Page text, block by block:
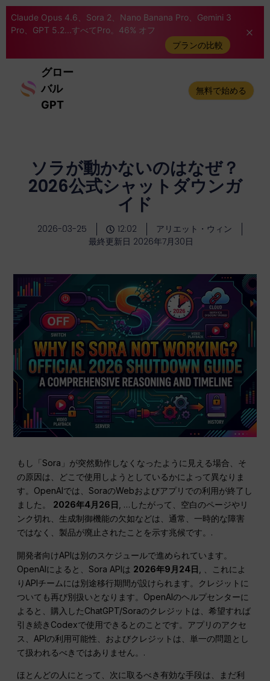
Claude Opus 4.6、Sora 2、Nano Banana Pro、Gemini 3
Pro、GPT 5.2...すべてPro。46% オフ
プランの比較
グロー
バル
GPT
無料で始める
ソラが動かないのはなぜ？
2026公式シャットダウンガ
イド
2026-03-25 12:02
アリエット・ウィン
最終更新日 2026年7月30日
もし「Sora」が突然動作しなくなったように見える場合、そ
の原因は、どこで使用しようとしているかによって異なりま
す。OpenAIでは、SoraのWebおよびアプリでの利用が終了し
ました。 2026年4月26日
, …したがって、空白のページやリ
ンク切れ、生成制御機能の欠如などは、通常、一時的な障害
ではなく、製品が廃止されたことを示す兆候です。.
開発者向けAPIは別のスケジュールで進められています。
OpenAIによると、Sora APIは 2026年9月24日
, 、これによ
りAPIチームには別途移行期間が設けられます。クレジットに
ついても再び別扱いとなります。OpenAIのヘルプセンターに
よると、購入したChatGPT/Soraのクレジットは、希望すれば
引き続きCodexで使用できるとのことです。アプリのアクセ
ス、APIの利用可能性、およびクレジットは、単一の問題とし
て扱われるべきではありません。.
ほとんどの人にとって、次に取るべき有効な手段は、まだ利